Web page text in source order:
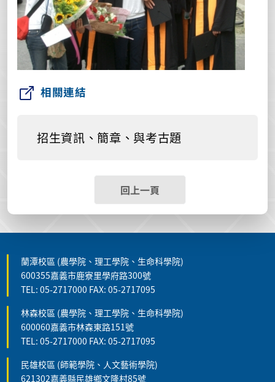
相關連結
招生資訊、簡章、與考古題
回上一頁
蘭潭校區 (農學院、理工學院、生命科學院)
600355嘉義市鹿寮里學府路300號
TEL: 05-2717000 FAX: 05-2717095
林森校區 (農學院、理工學院、生命科學院)
600060嘉義市林森東路151號
TEL: 05-2717000 FAX: 05-2717095
民雄校區 (師範學院、人文藝術學院)
621302嘉義縣民雄鄉文隆村85號